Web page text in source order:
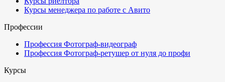
Курсы менеджера по работе с Авито
Профессии
Профессия Фотограф-видеограф
Профессия Фотограф-ретушер от нуля до профи
Курсы